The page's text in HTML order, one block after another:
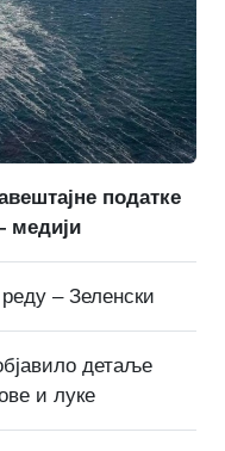
податке
медији
– Зеленски
детаље
и луке